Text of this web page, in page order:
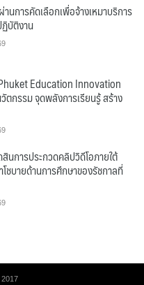
นการคัดเลือกเพื่อจ้างเหมาบริการ
บัติงาน
Education Innovation
ตกรรม จุดพลังการเรียนรู้ สร้าง
นการประกวดคลิปวิดีโอภายใต้
ชบายด้านการศึกษาของรัชกาลที่